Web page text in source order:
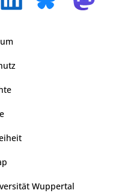
Wuppertal